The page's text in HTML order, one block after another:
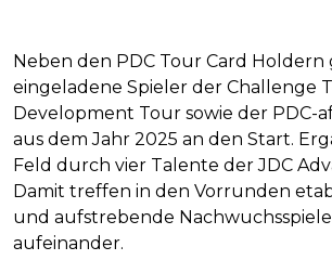
Neben den PDC Tour Card Holdern
eingeladene Spieler der Challenge
Development Tour sowie der PDC-
aus dem Jahr 2025 an den Start.
Feld durch vier Talente der JDC
Damit treffen in den Vorrunden
und aufstrebende
aufeinander.